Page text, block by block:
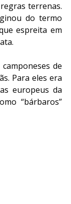
terrenas.
do termo
espreita em
de
Para eles era
europeus da
“bárbaros”